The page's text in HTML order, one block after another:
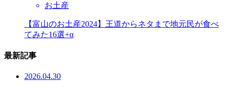
お土産
【富山のお土産2024】王道からネタまで地元民が食べ
てみた16選+α
最新記事
2026.04.30